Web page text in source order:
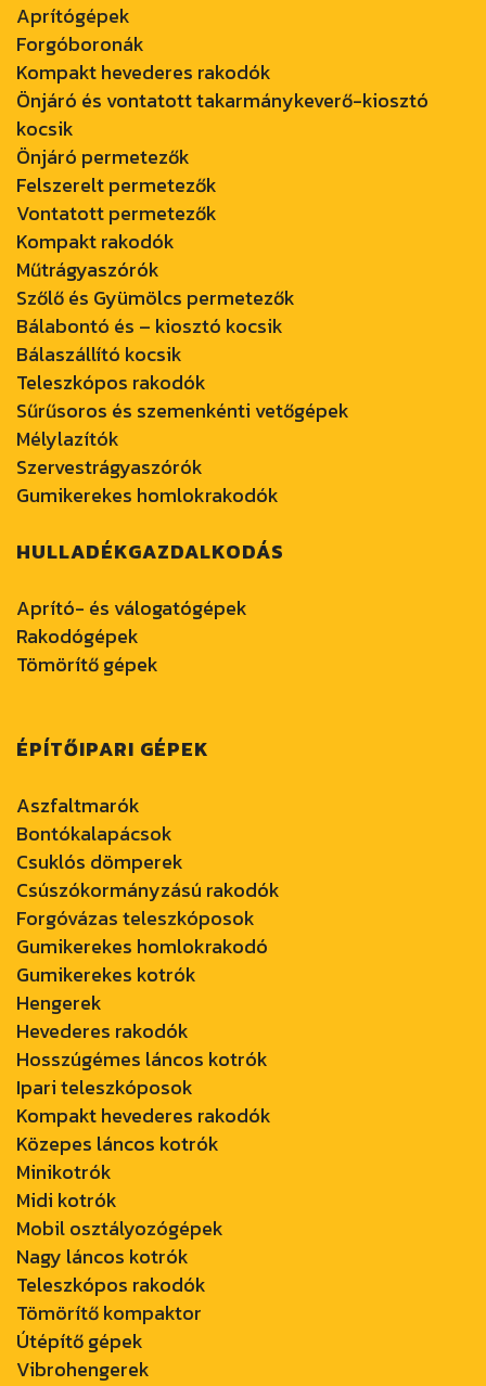
Aprítógépek
Forgóboronák
Kompakt hevederes rakodók
Önjáró és vontatott takarmánykeverő-kiosztó
kocsik
Önjáró permetezők
Felszerelt permetezők
Vontatott permetezők
Kompakt rakodók
Műtrágyaszórók
Szőlő és Gyümölcs permetezők
Bálabontó és – kiosztó kocsik
Bálaszállító kocsik
Teleszkópos rakodók
Sűrűsoros és szemenkénti vetőgépek
Mélylazítók
Szervestrágyaszórók
Gumikerekes homlokrakodók
HULLADÉKGAZDALKODÁS
Aprító- és válogatógépek
Rakodógépek
Tömörítő gépek
ÉPÍTŐIPARI GÉPEK
Aszfaltmarók
Bontókalapácsok
Csuklós dömperek
Csúszókormányzású rakodók
Forgóvázas teleszkóposok
Gumikerekes homlokrakodó
Gumikerekes kotrók
Hengerek
Hevederes rakodók
Hosszúgémes láncos kotrók
Ipari teleszkóposok
Kompakt hevederes rakodók
Közepes láncos kotrók
Minikotrók
Midi kotrók
Mobil osztályozógépek
Nagy láncos kotrók
Teleszkópos rakodók
Tömörítő kompaktor
Útépítő gépek
Vibrohengerek